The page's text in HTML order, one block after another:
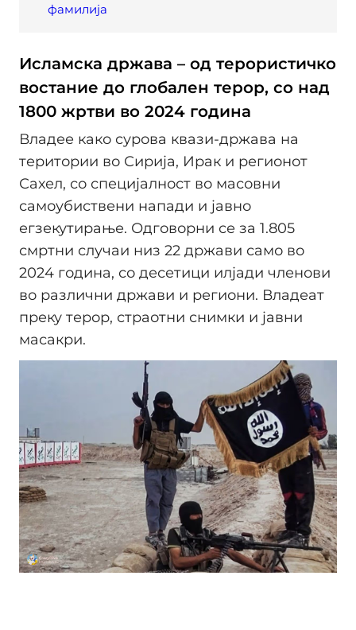
фамилија
Исламска држава – од терористичко
востание до глобален терор, со над
1800 жртви во 2024 година
Владее како сурова квази-држава на
територии во Сирија, Ирак и регионот
Сахел, со специјалност во масовни
самоубиствени напади и јавно
егзекутирање. Одговорни се за 1.805
смртни случаи низ 22 држави само во
2024 година, со десетици илјади членови
во различни држави и региони. Владеат
преку терор, страотни снимки и јавни
масакри.